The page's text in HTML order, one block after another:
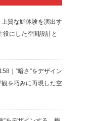
上質な鮨体験を演出す
役にした空間設計と
｜”暗さ”をデザイン
を巧みに再現した空